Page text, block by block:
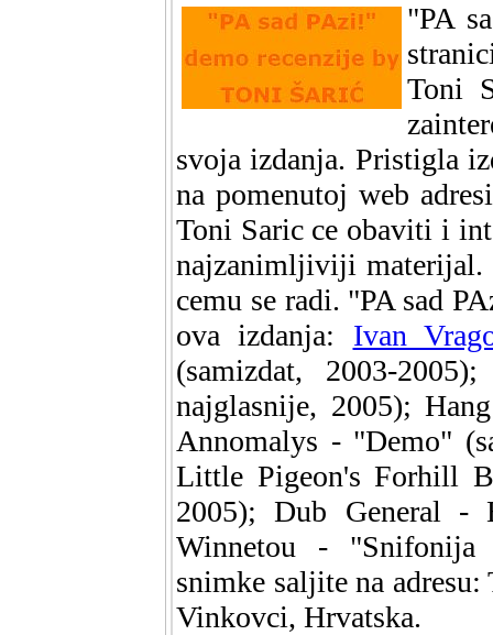
"PA
Toni
svoja izdanja. Pristigla
na pomenutoj web
Toni Saric ce obaviti i
najzanimljiviji materijal.
cemu se radi. "PA sad
ova izdanja: Ivan
(samizdat, 2003-
najglasnije, 2005);
Annomalys - "Demo"
Little Pigeon's Forhill
2005); Dub General -
Winnetou - "Snifonija
snimke saljite na
Vinkovci, Hrvatska.